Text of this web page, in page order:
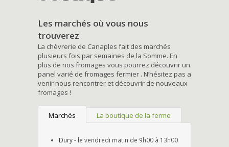
Les marchés où vous nous
trouverez
La chèvrerie de Canaples fait des marchés
plusieurs fois par semaines de la Somme. En
plus de nos fromages vous pourrez découvrir un
panel varié de fromages fermier . N’hésitez pas a
venir nous rencontrer et découvrir de nouveaux
fromages !
Marchés La boutique de la ferme
Dury- le vendredi matin de 9h00 à 13h00